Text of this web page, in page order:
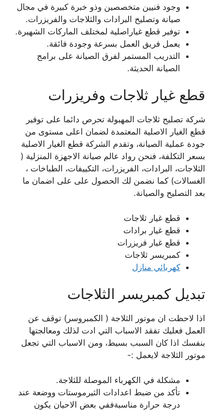
وجود فنيين متخصصين وذو خبرة كبيرة في مجال
صيانة وتصليح البرادات والثلاجات والفريزرات.
توفير قطع غياراصلية لمختلف الماركات الشهيرة.
يعمل فريق العمل بسرعة وجودة فائقة.
التدريب المستمر لفرق الصيانة على برامج
الصيانة الحديثة.
قطع غيار ثلاجات وفريزرات
شركة تصليح ثلاجات المهبولة تحرص دائما على توفير
قطع الغيار الاصلية المعتمدة لضمان اعلى مستوى من
جودة عملية الصيانة، وتقدم الشركة قطع الغيار الاصلية
بسعر التكلفة، فنحن رواد عالم صيانة الاجهزة المنزلية (
الثلاجات، البرادات، الفريزرات، التكييفات، الطباخات ،
الغسالات) كما نضمن لك الحصول على على اضمان ما
بعد التصليح والصيانة.
قطع غيار ثلاجات
قطع غيار برادات
قطع غيار فريزرات
كمبريسر ثلاجات
كهربائي منازل
تبديل كمبريسر الثلاجات
اذا لاحظت ان موتور الثلاجة ( الكمبروسر) توقف عن
العمل فعليك تفقد الاسباب التي ادت لذلك ومعالجتها
بنفسك اذا كان السبب بسيط، ومن الاسباب التي تجعل
موتور الثلاجة لايعمل :-
مشكلة في الكهرباء الموصلة للثلاجة.
تأكد من ضبط اعدادات الثيرموستات ووضعة عند
درجة حرارة مناسبةففي بعض الاحيان يكون